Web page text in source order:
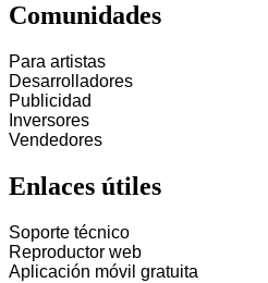
Comunidades
Para artistas
Desarrolladores
Publicidad
Inversores
Vendedores
Enlaces útiles
Soporte técnico
Reproductor web
Aplicación móvil gratuita